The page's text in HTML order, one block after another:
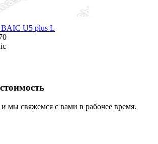
U5 plus L
и мы свяжемся с вами в рабочее время.